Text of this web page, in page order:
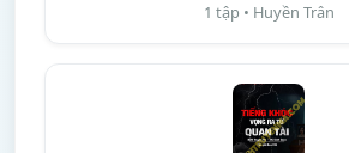
1 tập • Huyền Trân